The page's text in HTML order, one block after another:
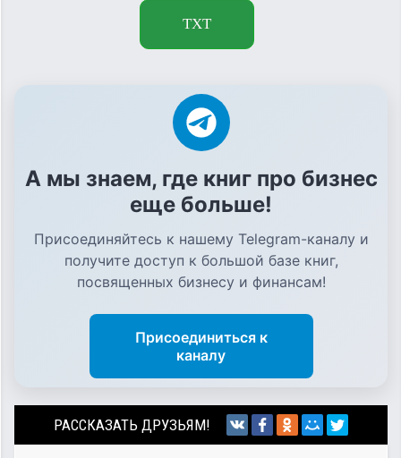
TXT
А мы знаем, где книг про бизнес
еще больше!
Присоединяйтесь к нашему Telegram-каналу и
получите доступ к большой базе книг,
посвященных бизнесу и финансам!
Присоединиться к
каналу
РАССКАЗАТЬ ДРУЗЬЯМ!